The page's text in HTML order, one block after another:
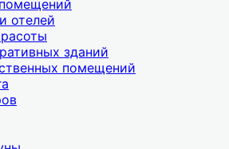
отелей
зданий
помещений